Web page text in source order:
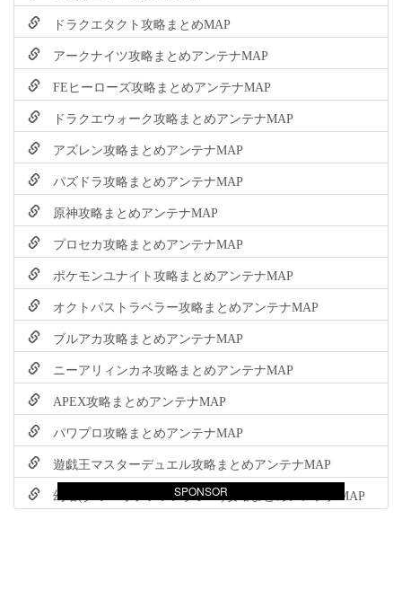
SPONSOR
ドラクエタクト攻略まとめMAP
アークナイツ攻略まとめアンテナMAP
FEヒーローズ攻略まとめアンテナMAP
ドラクエウォーク攻略まとめアンテナMAP
アズレン攻略まとめアンテナMAP
パズドラ攻略まとめアンテナMAP
原神攻略まとめアンテナMAP
プロセカ攻略まとめアンテナMAP
ポケモンユナイト攻略まとめアンテナMAP
オクトパストラベラー攻略まとめアンテナMAP
ブルアカ攻略まとめアンテナMAP
ニーアリィンカネ攻略まとめアンテナMAP
APEX攻略まとめアンテナMAP
パワプロ攻略まとめアンテナMAP
遊戯王マスターデュエル攻略まとめアンテナMAP
幻塔(タワーオブファンタジー)攻略まとめアンテナMAP